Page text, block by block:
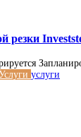
резки
услуги